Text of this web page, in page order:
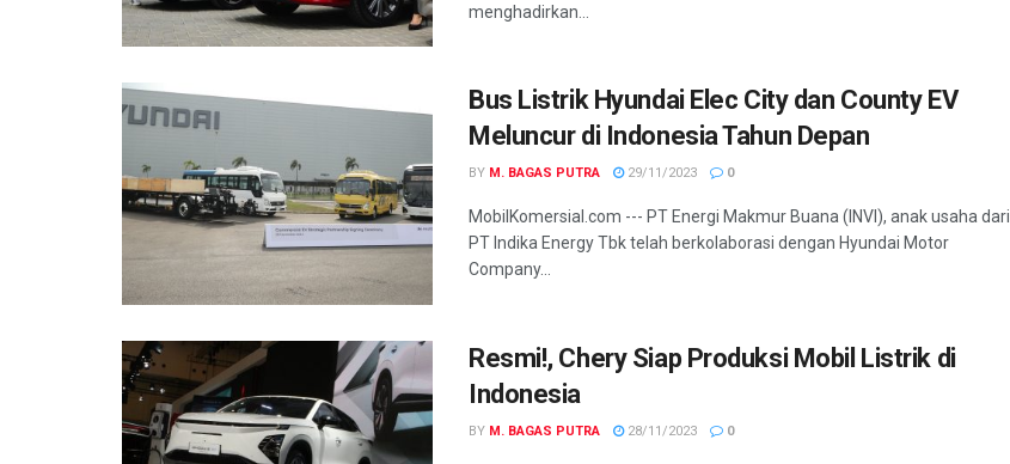
menghadirkan...
Bus Listrik Hyundai Elec City dan County EV
Meluncur di Indonesia Tahun Depan
BY M. BAGAS PUTRA 29/11/2023 0
MobilKomersial.com --- PT Energi Makmur Buana (INVI), anak usaha dari
PT Indika Energy Tbk telah berkolaborasi dengan Hyundai Motor
Company...
Resmi!, Chery Siap Produksi Mobil Listrik di
Indonesia
BY M. BAGAS PUTRA 28/11/2023 0